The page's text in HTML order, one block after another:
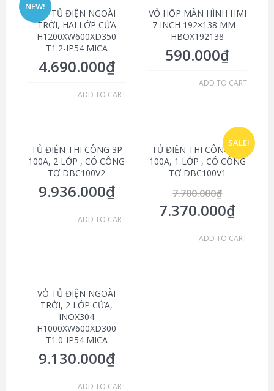
NEW!
VỎ TỦ ĐIỆN NGOÀI
TRỜI, HAI LỚP CỬA
H1200XW600XD350
T1.2-IP54 MICA
4.690.000₫
ADD TO CART
VỎ HỘP MÀN HÌNH HMI
7 INCH 192×138 MM –
HBOX192138
590.000₫
ADD TO CART
TỦ ĐIỆN THI CÔNG 3P
100A, 2 LỚP , CÓ CÔNG
TƠ DBC100V2
9.936.000₫
ADD TO CART
SALE!
TỦ ĐIỆN THI CÔNG 3P
100A, 1 LỚP , CÓ CÔNG
TƠ DBC100V1
7.700.000₫
7.370.000₫
ADD TO CART
VỎ TỦ ĐIỆN NGOÀI
TRỜI, 2 LỚP CỬA,
INOX304
H1000XW600XD300
T1.0-IP54 MICA
9.130.000₫
ADD TO CART